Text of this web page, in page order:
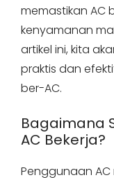
memastikan AC
kenyamanan
artikel ini, kita
praktis dan
ber-AC.
Bagaimana
AC Bekerja?
Penggunaan